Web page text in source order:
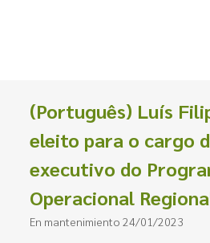
Buscar
(Português) Luís
eleito para o cargo
executivo do
Operacional
En mantenimiento 24/01/2023